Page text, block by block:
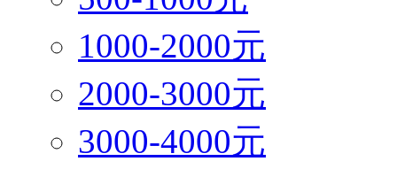
1000-2000元
2000-3000元
3000-4000元